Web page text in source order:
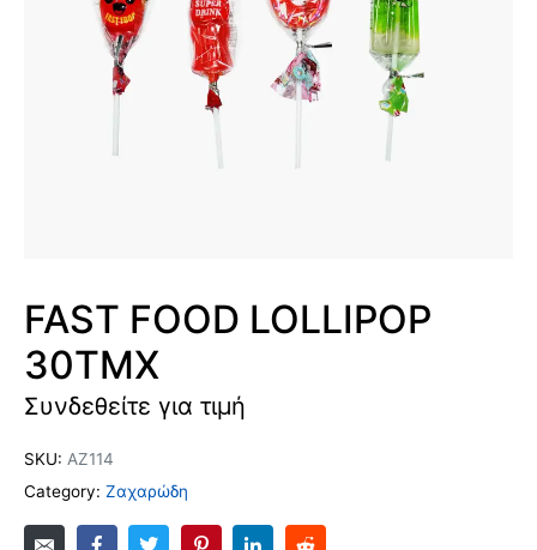
FAST FOOD LOLLIPOP
30TMX
Συνδεθείτε για τιμή
SKU: AZ114
Category: Ζαχαρώδη